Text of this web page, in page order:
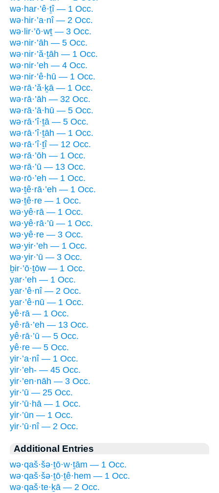
wə·har·’ê·ṯî — 1 Occ.
wə·hir·’a·nî — 2 Occ.
wə·lir·’ō·wṯ — 3 Occ.
wə·nir·’āh — 5 Occ.
wə·nir·’ă·ṯāh — 1 Occ.
wə·nir·’eh — 4 Occ.
wə·nir·’ê·hū — 1 Occ.
wə·rā·’ă·ḵā — 1 Occ.
wə·rā·’āh — 32 Occ.
wə·rā·’ā·hū — 5 Occ.
wə·rā·’î·ṯā — 5 Occ.
wə·rā·’î·ṯāh — 1 Occ.
wə·rā·’î·ṯî — 12 Occ.
wə·rā·’ōh — 1 Occ.
wə·rā·’ū — 13 Occ.
wə·rō·’eh — 1 Occ.
wə·ṯê·rā·’eh — 1 Occ.
wə·ṯê·re — 1 Occ.
wə·yê·rā — 1 Occ.
wə·yê·rā·’ū — 1 Occ.
wə·yê·re — 3 Occ.
wə·yir·’eh — 1 Occ.
wə·yir·’ū — 3 Occ.
ḇir·’ō·ṯōw — 1 Occ.
yar·’eh — 1 Occ.
yar·’ê·nî — 2 Occ.
yar·’ê·nū — 1 Occ.
yê·rā — 1 Occ.
yê·rā·’eh — 13 Occ.
yê·rā·’ū — 5 Occ.
yê·re — 5 Occ.
yir·’a·nî — 1 Occ.
yir·’eh- — 45 Occ.
yir·’en·nāh — 3 Occ.
yir·’ū — 25 Occ.
yir·’ū·hā — 1 Occ.
yir·’ūn — 1 Occ.
yir·’ū·nî — 2 Occ.
Additional Entries
wə·qaš·šə·ṯō·w·ṯām — 1 Occ.
wə·qaš·šə·ṯō·ṯê·hem — 1 Occ.
wə·qaš·te·ḵā — 2 Occ.